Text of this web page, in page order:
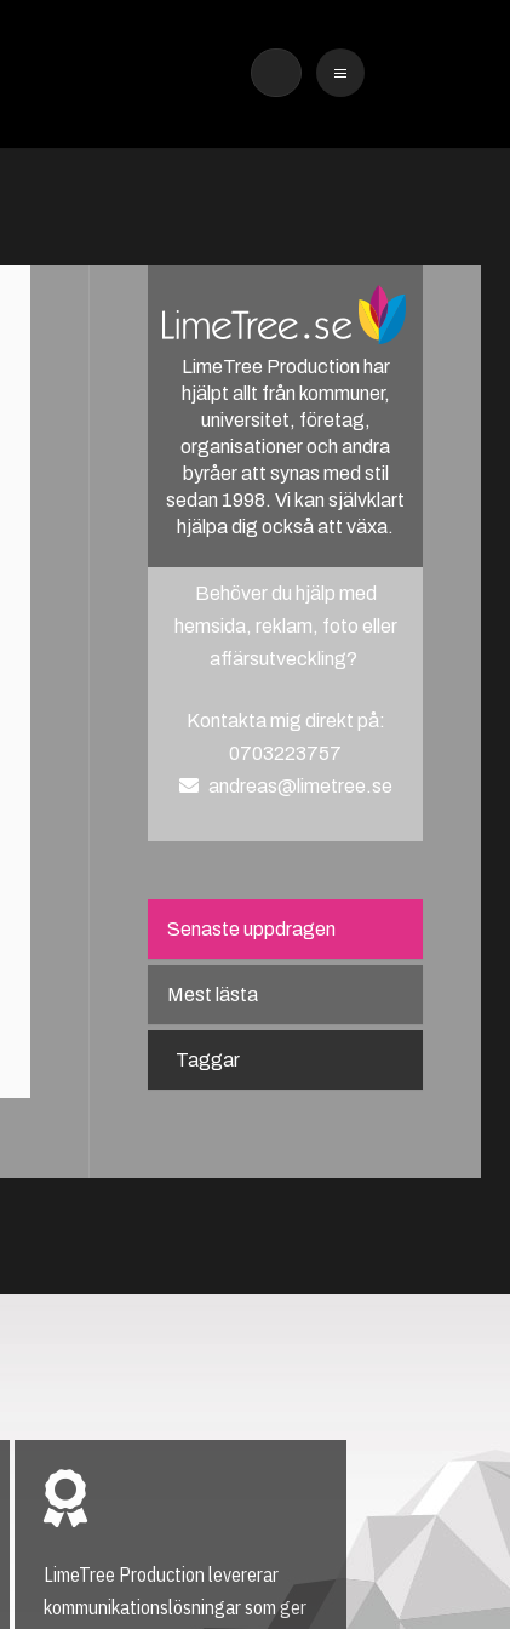
LimeTree Production har
hjälpt allt från kommuner,
universitet, företag,
organisationer och andra
byråer att synas med stil
sedan 1998. Vi kan självklart
hjälpa dig också att växa.
Behöver du hjälp med
hemsida, reklam, foto eller
affärsutveckling?
Kontakta mig direkt på:
0703223757
andreas@limetree.se
Senaste uppdragen
Mest lästa
Taggar
LimeTree Production levererar
kommunikationslösningar som ger